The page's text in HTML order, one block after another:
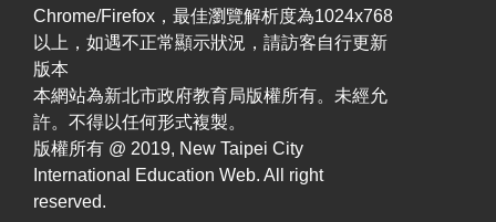
Chrome/Firefox，最佳瀏覽解析度為1024x768
以上，如遇不正常顯示狀況，請訪客自行更新
版本
本網站為新北市政府教育局版權所有。未經允
許。不得以任何形式複製。
版權所有 @ 2019, New Taipei City
International Education Web. All right
reserved.